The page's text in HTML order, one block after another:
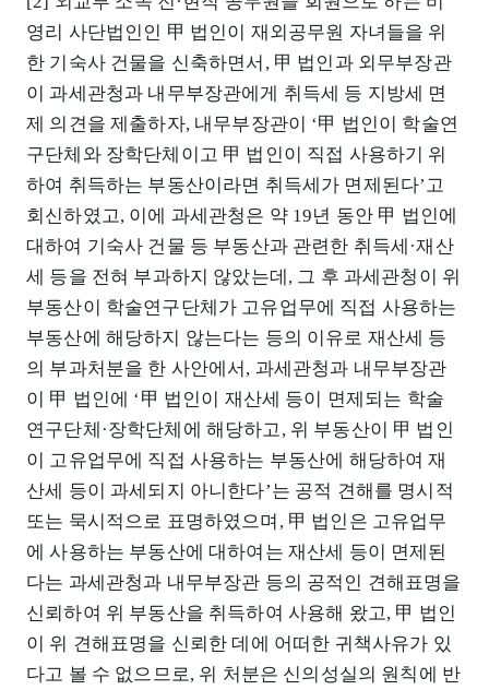
영리 사단법인인 甲 법인이 재외공무원 자녀들을 위
한 기숙사 건물을 신축하면서, 甲 법인과 외무부장관
이 과세관청과 내무부장관에게 취득세 등 지방세 면
제 의견을 제출하자, 내무부장관이 ‘甲 법인이 학술연
구단체와 장학단체이고 甲 법인이 직접 사용하기 위
하여 취득하는 부동산이라면 취득세가 면제된다’고
회신하였고, 이에 과세관청은 약 19년 동안 甲 법인에
대하여 기숙사 건물 등 부동산과 관련한 취득세·재산
세 등을 전혀 부과하지 않았는데, 그 후 과세관청이 위
부동산이 학술연구단체가 고유업무에 직접 사용하는
부동산에 해당하지 않는다는 등의 이유로 재산세 등
의 부과처분을 한 사안에서, 과세관청과 내무부장관
이 甲 법인에 ‘甲 법인이 재산세 등이 면제되는 학술
연구단체·장학단체에 해당하고, 위 부동산이 甲 법인
이 고유업무에 직접 사용하는 부동산에 해당하여 재
산세 등이 과세되지 아니한다’는 공적 견해를 명시적
또는 묵시적으로 표명하였으며, 甲 법인은 고유업무
에 사용하는 부동산에 대하여는 재산세 등이 면제된
다는 과세관청과 내무부장관 등의 공적인 견해표명을
신뢰하여 위 부동산을 취득하여 사용해 왔고, 甲 법인
이 위 견해표명을 신뢰한 데에 어떠한 귀책사유가 있
다고 볼 수 없으므로, 위 처분은 신의성실의 원칙에 반